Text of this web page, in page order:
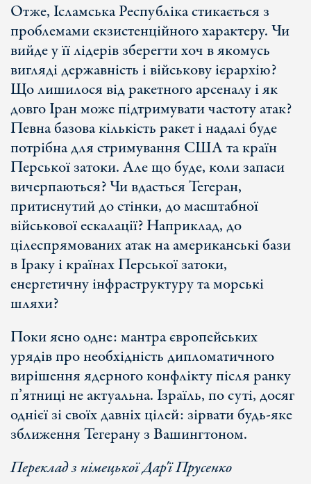
Отже, Ісламська Республіка стикається з
проблемами екзистенційного характеру. Чи
вийде у її лідерів зберегти хоч в якомусь
вигляді державність і військову ієрархію?
Що лишилося від ракетного арсеналу і як
довго Іран може підтримувати частоту атак?
Певна базова кількість ракет і надалі буде
потрібна для стримування США та країн
Перської затоки. Але що буде, коли запаси
вичерпаються? Чи вдасться Тегеран,
притиснутий до стінки, до масштабної
військової ескалації? Наприклад, до
цілеспрямованих атак на американські бази
в Іраку і країнах Перської затоки,
енергетичну інфраструктуру та морські
шляхи?
Поки ясно одне: мантра європейських
урядів про необхідність дипломатичного
вирішення ядерного конфлікту після ранку
п’ятниці не актуальна. Ізраїль, по суті, досяг
однієї зі своїх давніх цілей: зірвати будь-яке
зближення Тегерану з Вашингтоном.
Переклад з німецької Дар'ї Прусенко